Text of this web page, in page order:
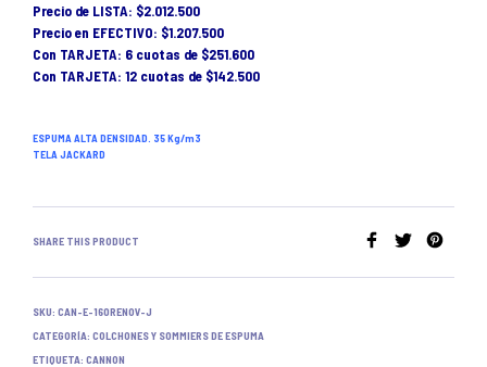
Precio de LISTA: $2.012.500
Precio en EFECTIVO: $1.207.500
Con TARJETA: 6 cuotas de $251.600
Con TARJETA: 12 cuotas de $142.500
ESPUMA ALTA DENSIDAD. 35 Kg/m3
TELA JACKARD
SHARE THIS PRODUCT
SKU: CAN-E-160RENOV-J
CATEGORÍA: COLCHONES Y SOMMIERS DE ESPUMA
ETIQUETA: CANNON